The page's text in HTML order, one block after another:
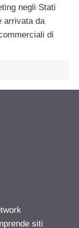
negli Stati
arrivata da
di
siti